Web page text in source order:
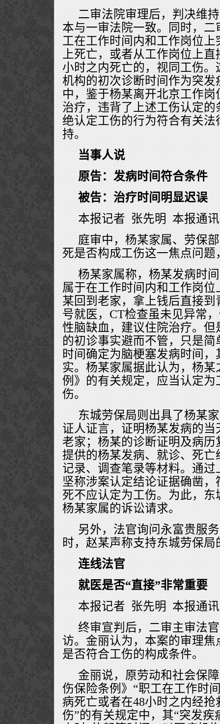
二审法院审理后，判决维
本与一审法院一致。同时，
工在工作时间内和工作岗位
上死亡，或者从工作岗位上
小时之内死亡的，视同工伤
机构的初次诊断时间作为突
中，鉴于杨某离开北京工作
治疗，违背了上述工伤认定
绝认定工伤的行为符合有关
持。
当事人说
原告：发病时间符合条件
被告：治疗时间明显迟误
本报记者 张先明 本报通
庭审中，杨某家属、劳保
死是否构成工伤这一焦点问
杨某家属称，杨某发病时
属于在工作时间内和工作岗
某回到老家，拿上钱后直接
号就医，CT检查虽未见异常
性脑缺血，建议住院治疗。
的初诊事实避而不管，只是
时间确定为脑梗塞发病时间
实。杨某家属据此认为，杨
例》的有关规定，应当认定
伤。
东城劳保局则出具了杨某
证人证言，证明杨某发病的
老家；杨某的诊断证明及病
提供的杨某发病、就诊、死
记录、调查笔录等材料。通
坚称涉案认定结论证据确凿
死不应认定为工伤。为此，
杨某家属的诉讼请求。
另外，法官询问永富贵服
时，赵某声称支持东城劳保局
连线法官
就医是否“直接”非常重要
本报记者 张先明 本报通
终审宣判后，二审主审法
访。金丽认为，本案的审理
是否符合工伤的构成条件。
金丽说，原劳动和社会保
伤保险条例》“职工在工作时
病死亡或者在48小时之内经
伤”的有关规定中，其“突发疾